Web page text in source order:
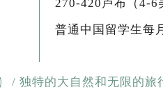
270-420卢布（4-6
普通中国留学生每
/ 独特的大自然和无限的旅